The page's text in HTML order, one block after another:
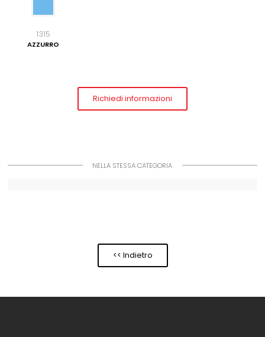
1315
AZZURRO
Richiedi informazioni
NELLA STESSA CATEGORIA
<< Indietro